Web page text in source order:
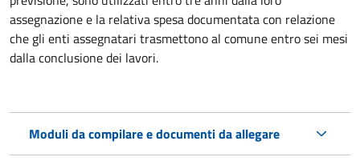
assegnazione e la relativa spesa documentata con relazione
che gli enti assegnatari trasmettono al comune entro sei mesi
dalla conclusione dei lavori.
Moduli da compilare e documenti da allegare